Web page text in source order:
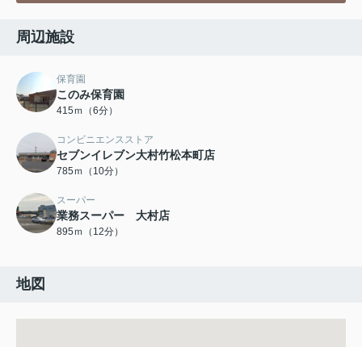
周辺施設
保育園
このみ保育園
415ｍ（6分）
コンビニエンスストア
セブンイレブン大村竹松本町店
785ｍ（10分）
スーパー
業務スーパー 大村店
895ｍ（12分）
地図